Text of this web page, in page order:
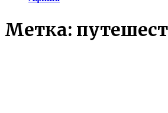
Метка: